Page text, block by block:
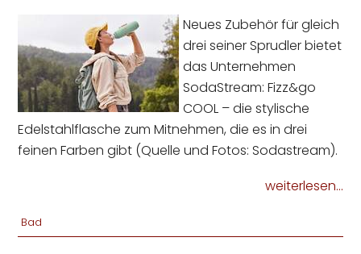
Neues Zubehör für gleich
drei seiner Sprudler bietet
das Unternehmen
SodaStream: Fizz&go
COOL – die stylische
Edelstahlflasche zum Mitnehmen, die es in drei
feinen Farben gibt (Quelle und Fotos: Sodastream).
weiterlesen...
Bad